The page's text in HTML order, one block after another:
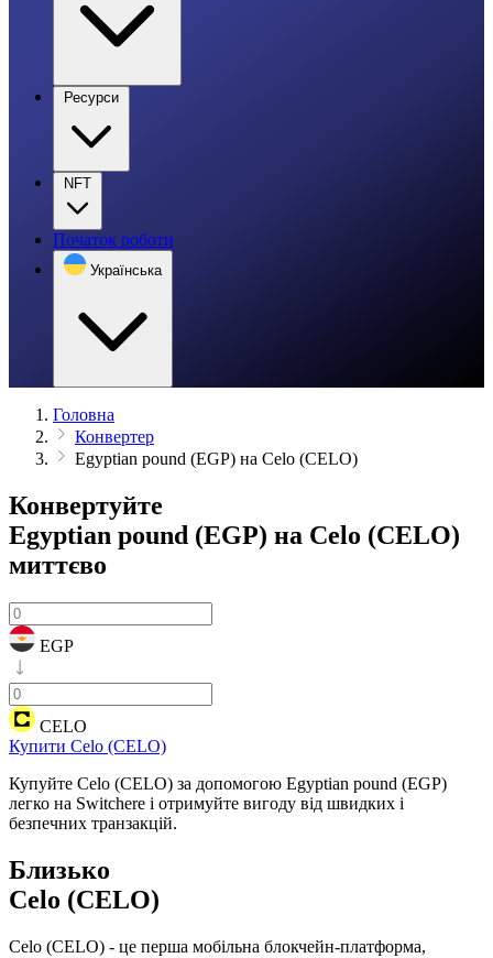
Ресурси
NFT
Початок роботи
Українська
Головна
Конвертер
Egyptian pound (EGP) на Celo (CELO)
Конвертуйте
Egyptian pound (EGP) на Celo (CELO)
миттєво
EGP
CELO
Купити Celo (CELO)
Купуйте Celo (CELO) за допомогою Egyptian pound (EGP)
легко на Switchere і отримуйте вигоду від швидких і
безпечних транзакцій.
Близько
Celo (CELO)
Celo (CELO) - це перша мобільна блокчейн-платформа,